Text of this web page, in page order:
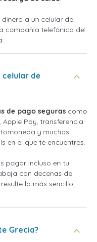
a un celular de
compañía telefónica del
celular de
de pago seguras como
Pay, transferencia
y muchos
en el que te encuentres.
pagar incluso en tu
con decenas de
lo más sencillo
Grecia?